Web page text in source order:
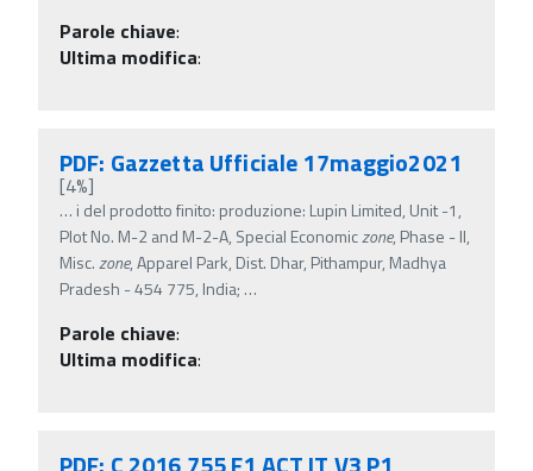
Parole chiave:
Ultima modifica:
PDF: Gazzetta Ufficiale 17maggio2021
[4%]
… i del prodotto finito: produzione: Lupin Limited, Unit -1,
Plot No. M-2 and M-2-A, Special Economiczone, Phase - II,
Misc.zone, Apparel Park, Dist. Dhar, Pithampur, Madhya
Pradesh - 454 775, India; …
Parole chiave:
Ultima modifica: